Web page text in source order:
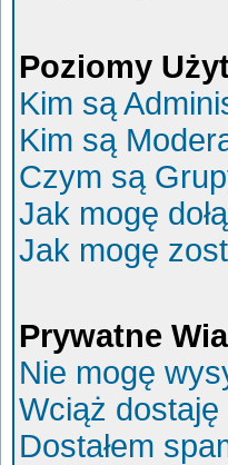
Poziomy
Kim są
Kim są
Czym są
Jak mogę
Jak mogę
Prywatne
Nie mogę
Wciąż
Dostałem